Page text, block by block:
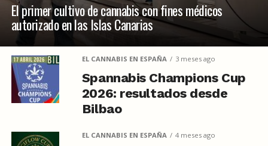
El primer cultivo de cannabis con fines médicos
autorizado en las Islas Canarias
EL CANNABIS EN ESPAÑA 3 meses ago
Spannabis Champions Cup
2026: resultados desde
Bilbao
EL CANNABIS EN ESPAÑA 4 meses ago